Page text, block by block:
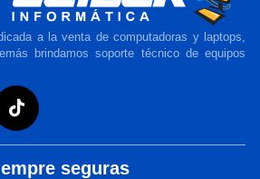
a la venta de computadoras y laptops,
brindamos soporte técnico de equipos
seguras